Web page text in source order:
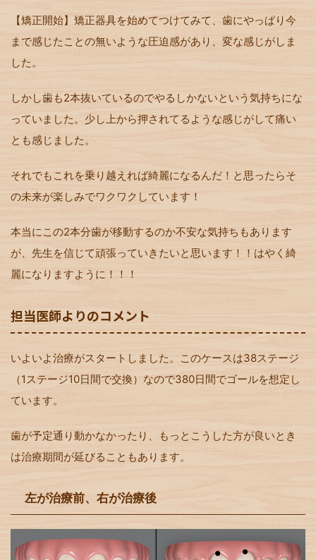
【矯正開始】矯正器具を始めてつけてみて、歯にやっぱり今
まで感じたことの無いような圧迫感があり、変な感じがしま
した。
しかし歯も2本抜いているのでやるしかないという気持ちにな
っていました。少し上から押されてるような感じがして痛い
とも感じました。
それでもこれを乗り越えれば綺麗になるんだ！と思ったらそ
の未来が楽しみでワクワクしています！
本当にこの2本分歯が移動するのか不安な気持ちもあります
が、先生を信じて頑張っていきたいと思います！！はやく綺
麗になりますように！！！
担当医師よりのコメント
いよいよ治療がスタートしました。このケースは38ステージ
（1ステージ10日間で交換）なので380日間でゴールを想定し
ています。
歯が予定通り動かなかったり、もっとこうした方が良いとき
は治療期間が延びることもあります。
左が治療前、右が治療後